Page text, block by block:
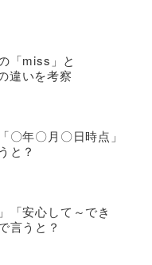
「miss」と
違いを考察
〇年〇月〇日時点」
と？
「安心して～でき
言うと？